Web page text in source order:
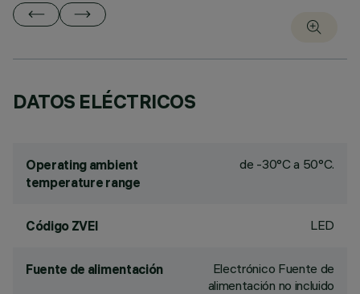
DATOS ELÉCTRICOS
Operating ambient
temperature range
de -30°C a 50°C.
Código ZVEI LED
Fuente de alimentación
Electrónico Fuente de
alimentación no incluido